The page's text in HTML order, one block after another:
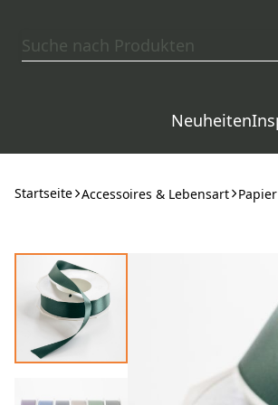
Neuheiten
Startseite Accessoires & Lebensart